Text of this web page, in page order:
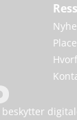
beskytter